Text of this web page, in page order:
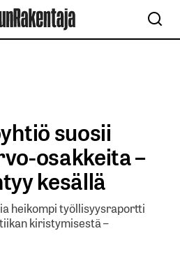
suosii
osakkeita –
kesällä
heikompi työllisyysraportti
kiristymisestä –